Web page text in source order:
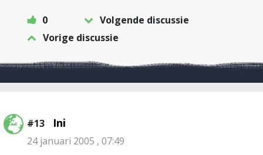
0
Volgende discussie
Vorige discussie
#13 Ini
24 januari 2005 , 07:49